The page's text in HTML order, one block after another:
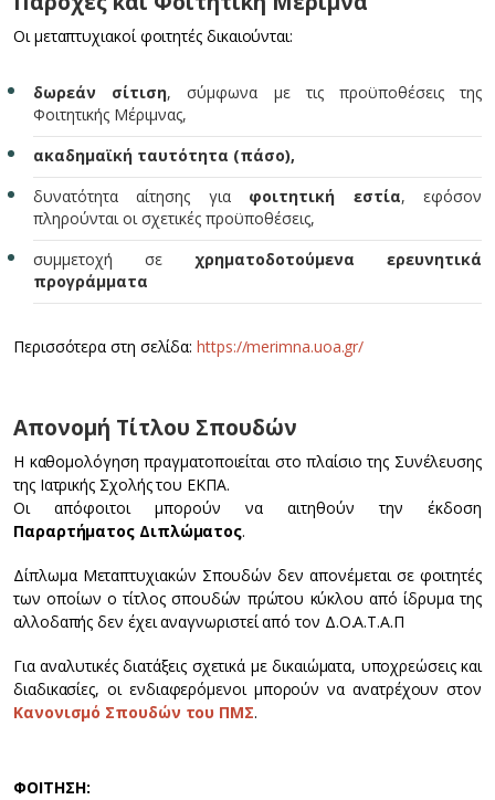
Οι μεταπτυχιακοί φοιτητές δικαιούνται:
δωρεάν σίτιση, σύμφωνα με τις προϋποθέσεις της
Φοιτητικής Μέριμνας,
ακαδημαϊκή ταυτότητα (πάσο),
δυνατότητα αίτησης για φοιτητική εστία, εφόσον
πληρούνται οι σχετικές προϋποθέσεις,
συμμετοχή σε χρηματοδοτούμενα ερευνητικά
προγράμματα
Περισσότερα στη σελίδα:https://merimna.uoa.gr/
Απονομή Τίτλου Σπουδών
Η καθομολόγηση πραγματοποιείται στο πλαίσιο της Συνέλευσης
της Ιατρικής Σχολής του ΕΚΠΑ.
Οι απόφοιτοι μπορούν να αιτηθούν την έκδοση
Παραρτήματος Διπλώματος.
Δίπλωμα Μεταπτυχιακών Σπουδών δεν απονέμεται σε φοιτητές
των οποίων ο τίτλος σπουδών πρώτου κύκλου από ίδρυμα της
αλλοδαπής δεν έχει αναγνωριστεί από τον Δ.Ο.Α.Τ.Α.Π
Για αναλυτικές διατάξεις σχετικά με δικαιώματα, υποχρεώσεις και
διαδικασίες, οι ενδιαφερόμενοι μπορούν να ανατρέχουν στον
Κανονισμό Σπουδών του ΠΜΣ.
ΦΟΙΤΗΣΗ: